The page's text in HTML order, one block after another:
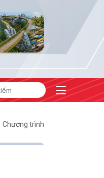
3
Chương trình